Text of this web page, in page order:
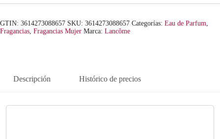
GTIN: 3614273088657 SKU: 3614273088657 Categorías: Eau de Parfum
Fragancias Fragancias Mujer Marca: Lancôme
Descripción Histórico de precios